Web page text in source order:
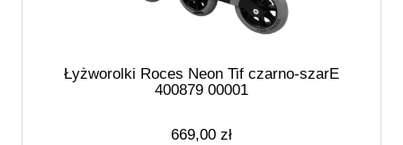
Łyżworolki Roces Neon Tif czarno-szarE
400879 00001
669,00 zł